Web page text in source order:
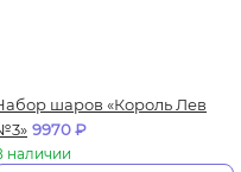
шаров «Король Лев
9970₽
наличии